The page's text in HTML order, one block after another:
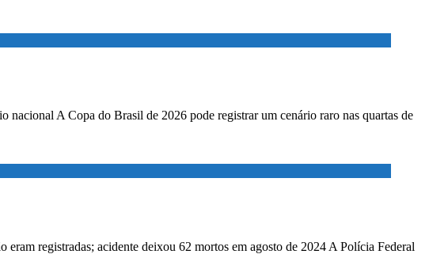
A Copa do Brasil de 2026 pode registrar um cenário raro nas quartas de
registradas; acidente deixou 62 mortos em agosto de 2024 A Polícia Federal